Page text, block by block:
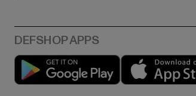
Play market